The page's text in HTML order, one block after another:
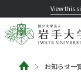
View this
お知らせ一